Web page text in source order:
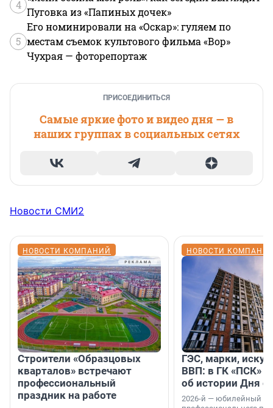
4
Пуговка из «Папиных дочек»
5
Его номинировали на «Оскар»: гуляем по
местам съемок культового фильма «Вор»
Чухрая — фоторепортаж
ПРИСОЕДИНИТЬСЯ
Самые яркие фото и видео дня — в
наших группах в социальных сетях
Новости СМИ2
НОВОСТИ КОМПАНИЙ
Строители «Образцовых
кварталов» встречают
профессиональный
праздник на работе
НОВОСТИ
ГЭС, марки,
ВВП: в ГК «ПСК»
об истории Дня
2026-й — юбилейный